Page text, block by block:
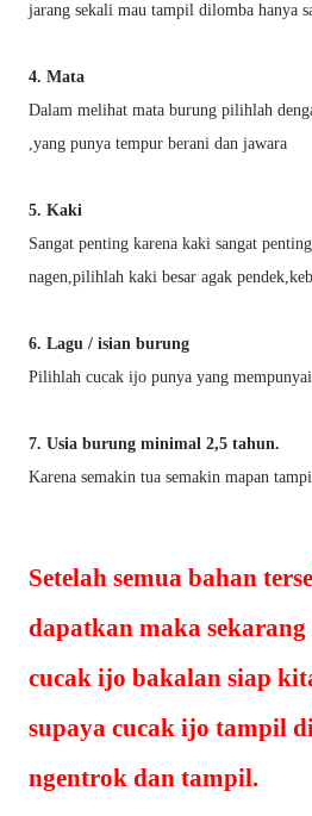
jarang sekali mau tampil dilomba hanya
4. Mata
Dalam melihat mata burung pilihlah
,yang punya tempur berani dan jawara
5. Kaki
Sangat penting karena kaki sangat
nagen,pilihlah kaki besar agak
6. Lagu / isian burung
Pilihlah cucak ijo punya yang
7. Usia burung minimal 2,5 tahun.
Karena semakin tua semakin mapan
Setelah semua bahan
dapatkan maka
cucak ijo bakalan siap
supaya cucak ijo tampil
ngentrok dan tampil.